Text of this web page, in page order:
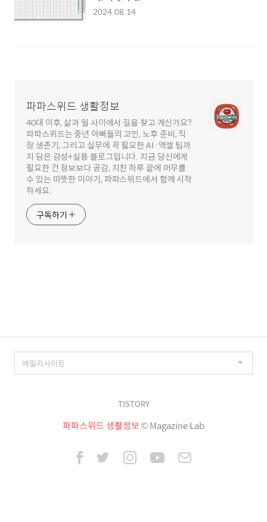
2024.08.14
파파스위드 생활정보
40대 이후, 삶과 일 사이에서 길을 찾고 계신가요?
파파스위드는 중년 아빠들의 고민, 노후 준비, 직
장 생존기, 그리고 실무에 꼭 필요한 AI·엑셀 팁까
지 담은 감성+실용 블로그입니다. 지금 당신에게
필요한 건 정보보다 공감, 지친 하루 끝에 머무를
수 있는 따뜻한 이야기, 파파스위드에서 함께 시작
하세요.
구독하기
TISTORY
파파스위드 생활정보© Magazine Lab